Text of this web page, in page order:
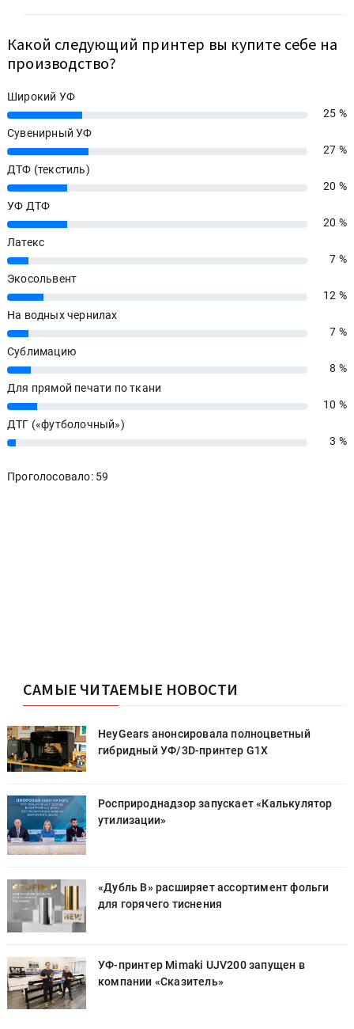
Какой следующий принтер вы купите себе на
производство?
Широкий УФ
25%
25 %
Сувенирный УФ
27%
27 %
ДТФ (текстиль)
20%
20 %
УФ ДТФ
20%
20 %
Латекс
7%
7 %
Экосольвент
12%
12 %
На водных чернилах
7%
7 %
Сублимацию
8%
8 %
Для прямой печати по ткани
10%
10 %
ДТГ («футболочный»)
3% 3 %
Проголосовало: 59
САМЫЕ ЧИТАЕМЫЕ НОВОСТИ
HeyGears анонсировала полноцветный
гибридный УФ/3D-принтер G1X
Росприроднадзор запускает «Калькулятор
утилизации»
«Дубль В» расширяет ассортимент фольги
для горячего тиснения
УФ-принтер Mimaki UJV200 запущен в
компании «Сказитель»